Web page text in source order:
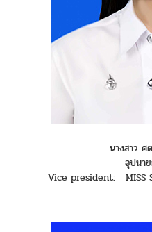
นางสาว ศ
อุปนา
Vice president: MISS